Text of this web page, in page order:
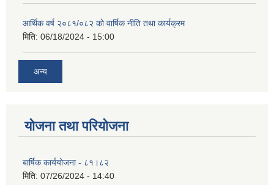
आर्थिक वर्ष २०८१/०८२ काे वार्षिक नीति तथा कार्यक्रम
मिति: 06/18/2024 - 15:00
अन्य
योजना तथा परियोजना
बार्षिक कार्ययोजना - ८१।८२
मिति: 07/26/2024 - 14:40